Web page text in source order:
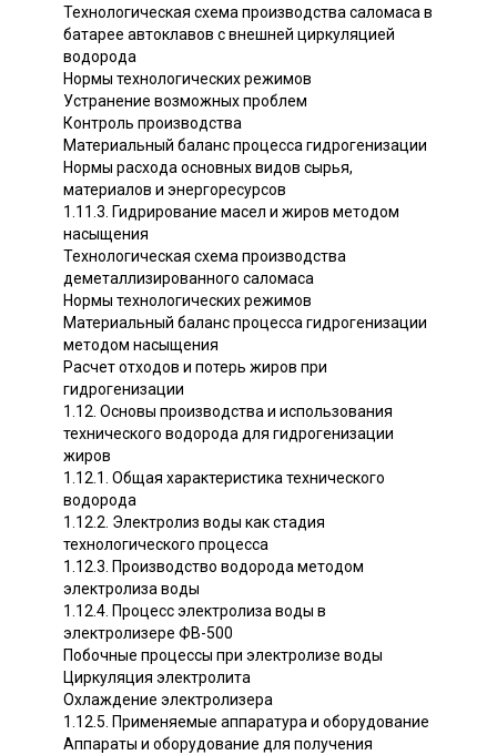
Технологическая схема производства саломаса в
батарее автоклавов с внешней циркуляцией
водорода
Нормы технологических режимов
Устранение возможных проблем
Контроль производства
Материальный баланс процесса гидрогенизации
Нормы расхода основных видов сырья,
материалов и энергоресурсов
1.11.3. Гидрирование масел и жиров методом
насыщения
Технологическая схема производства
деметаллизированного саломаса
Нормы технологических режимов
Материальный баланс процесса гидрогенизации
методом насыщения
Расчет отходов и потерь жиров при
гидрогенизации
1.12. Основы производства и использования
технического водорода для гидрогенизации
жиров
1.12.1. Общая характеристика технического
водорода
1.12.2. Электролиз воды как стадия
технологического процесса
1.12.3. Производство водорода методом
электролиза воды
1.12.4. Процесс электролиза воды в
электролизере ФВ-500
Побочные процессы при электролизе воды
Циркуляция электролита
Охлаждение электролизера
1.12.5. Применяемые аппаратура и оборудование
Аппараты и оборудование для получения